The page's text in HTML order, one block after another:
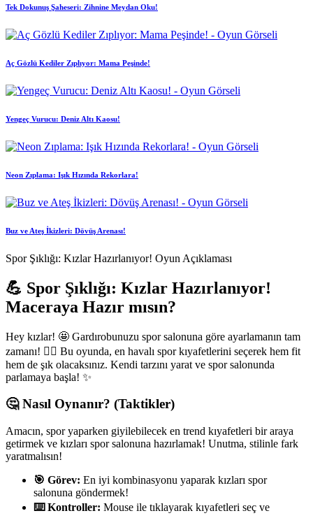
Tek Dokunuş Şaheseri: Zihnine Meydan Oku!
Aç Gözlü Kediler Zıplıyor: Mama Peşinde!
Yengeç Vurucu: Deniz Altı Kaosu!
Neon Zıplama: Işık Hızında Rekorlara!
Buz ve Ateş İkizleri: Dövüş Arenası!
Spor Şıklığı: Kızlar Hazırlanıyor! Oyun Açıklaması
💪 Spor Şıklığı: Kızlar Hazırlanıyor!
Maceraya Hazır mısın?
Hey kızlar! 🤩 Gardırobunuzu spor salonuna göre ayarlamanın tam
zamanı! 🏋️‍♀️ Bu oyunda, en havalı spor kıyafetlerini seçerek hem fit
hem de şık olacaksınız. Kendi tarzını yarat ve spor salonunda
parlamaya başla! ✨
🤔 Nasıl Oynanır? (Taktikler)
Amacın, spor yaparken giyilebilecek en trend kıyafetleri bir araya
getirmek ve kızları spor salonuna hazırlamak! Unutma, stilinle fark
yaratmalısın!
🎯 Görev: En iyi kombinasyonu yaparak kızları spor
salonuna göndermek!
⌨️ Kontroller: Mouse ile tıklayarak kıyafetleri seç ve